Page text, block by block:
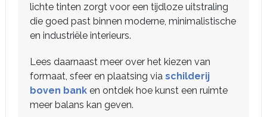
lichte tinten zorgt voor een tijdloze uitstraling
die goed past binnen moderne, minimalistische
en industriële interieurs.
Lees daarnaast meer over het kiezen van
formaat, sfeer en plaatsing via schilderij
boven bank en ontdek hoe kunst een ruimte
meer balans kan geven.